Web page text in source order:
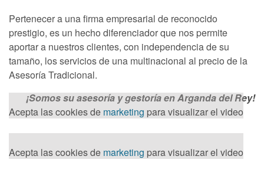
Pertenecer a una firma empresarial de reconocido
prestigio, es un hecho diferenciador que nos permite
aportar a nuestros clientes, con independencia de su
tamaño, los servicios de una multinacional al precio de la
Asesoría Tradicional.
¡Somos su asesoría ygestoría en Arganda del Rey!
Acepta las cookies de marketing para visualizar el video
Acepta las cookies de marketing para visualizar el video